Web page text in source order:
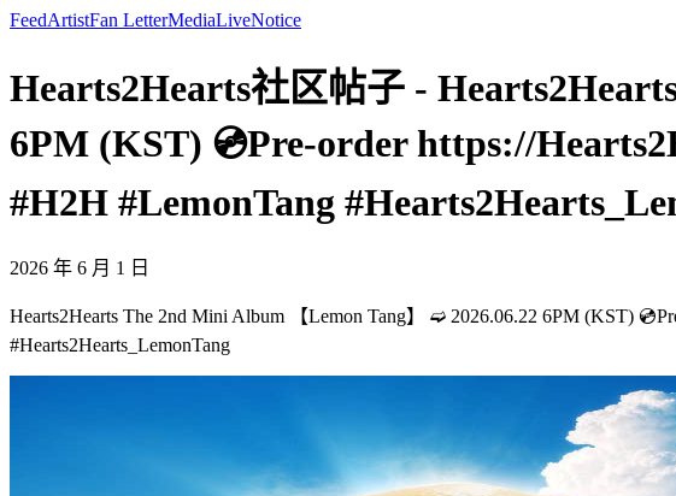
FeedArtistFan LetterMediaLiveNotice
Hearts2Hearts社区帖子 -
6PM (KST) 💿Pre-order https://
#H2H #LemonTang
2026 年 6 月 1 日
Hearts2Hearts The 2nd Mini Album 【Lemon Tang】 ➫ 2026.06.22 6PM (KST)
#Hearts2Hearts_LemonTang